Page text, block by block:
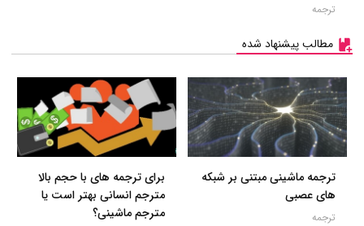
ترجمه
مطالب پیشنهاد شده
ترجمه ماشینی مبتنی بر شبکه
های عصبی
ترجمه
برای ترجمه های با حجم بالا
مترجم انسانی بهتر است یا
مترجم ماشینی؟